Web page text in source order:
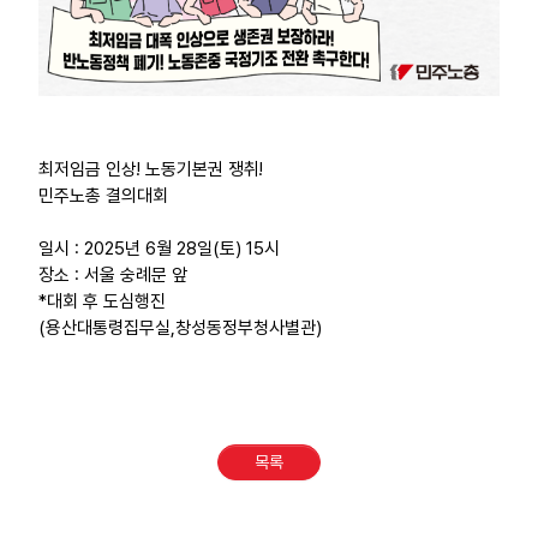
최저임금 인상! 노동기본권 쟁취!
민주노총 결의대회
일시 : 2025년 6월 28일(토) 15시
장소 : 서울 숭례문 앞
*대회 후 도심행진
(용산대통령집무실,창성동정부청사별관)
목록